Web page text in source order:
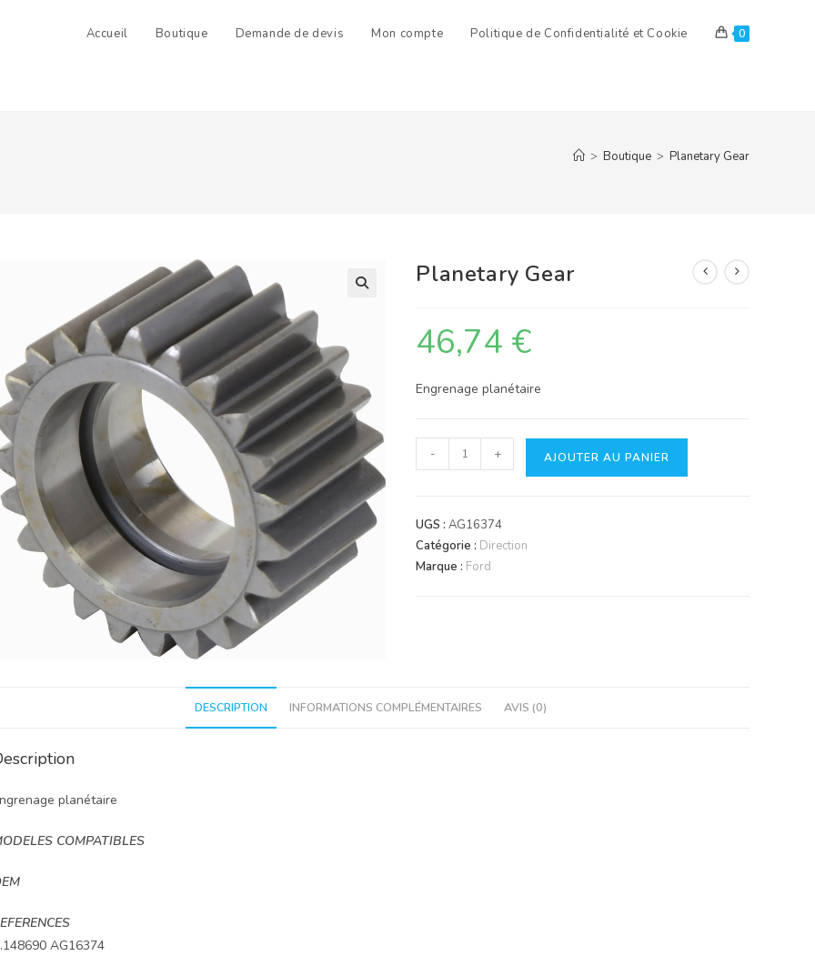
Accueil Boutique Demande de devis Mon compte Politique de Confidentialité et Cookie 0
> Boutique > Planetary Gear
Planetary Gear
46,74 €
Engrenage planétaire
quantité
de
Gear
- + AJOUTER AU PANIER
UGS :AG16374
Catégorie : Direction
Marque : Ford
DESCRIPTION INFORMATIONS COMPLÉMENTAIRES AVIS (0)
planétaire
COMPATIBLES
AG16374